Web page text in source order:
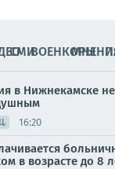
СМИВОЕНКОРЫ
в Нижнекамске
16:20
в возрасте до 8